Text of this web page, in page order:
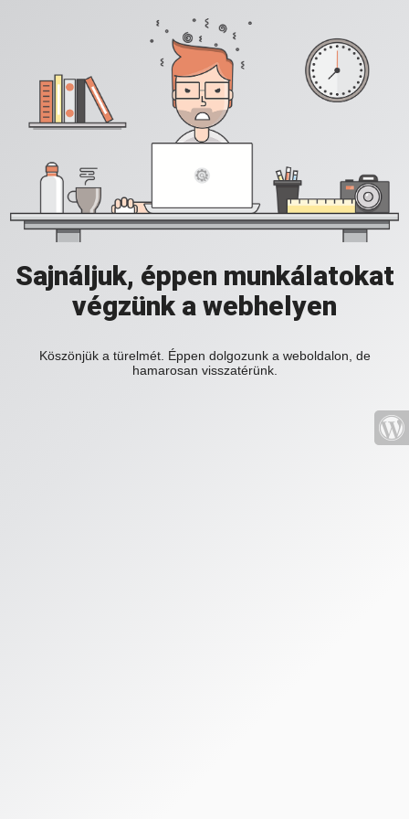
Sajnáljuk, éppen munkálatokat
végzünk a webhelyen
Köszönjük a türelmét. Éppen dolgozunk a weboldalon, de
hamarosan visszatérünk.